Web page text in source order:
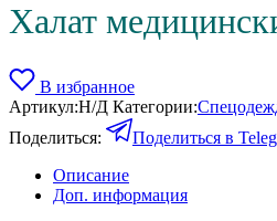
Халат
В избранное
Артикул:Н/Д Категории:
Поделиться:
Поделиться в
Описание
Доп. информация